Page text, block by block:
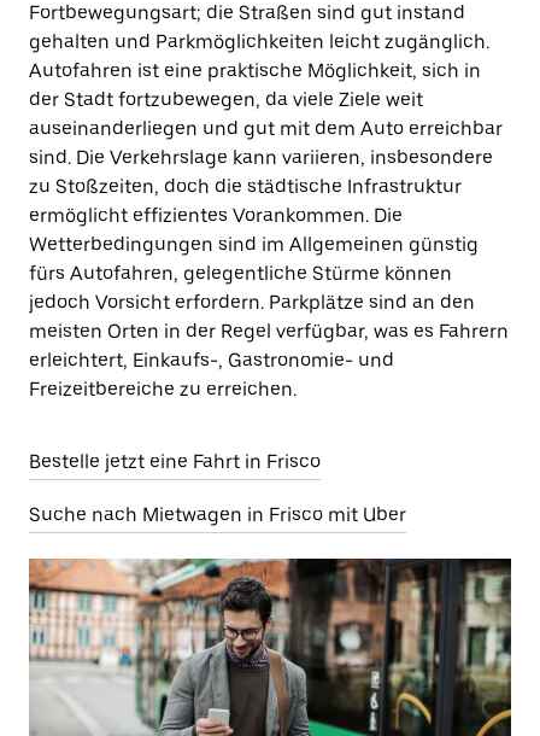
Fortbewegungsart; die Straßen sind gut instand
gehalten und Parkmöglichkeiten leicht zugänglich.
Autofahren ist eine praktische Möglichkeit, sich in
der Stadt fortzubewegen, da viele Ziele weit
auseinanderliegen und gut mit dem Auto erreichbar
sind. Die Verkehrslage kann variieren, insbesondere
zu Stoßzeiten, doch die städtische Infrastruktur
ermöglicht effizientes Vorankommen. Die
Wetterbedingungen sind im Allgemeinen günstig
fürs Autofahren, gelegentliche Stürme können
jedoch Vorsicht erfordern. Parkplätze sind an den
meisten Orten in der Regel verfügbar, was es Fahrern
erleichtert, Einkaufs-, Gastronomie- und
Freizeitbereiche zu erreichen.
Bestelle jetzt eine Fahrt in Frisco
Suche nach Mietwagen in Frisco mit Uber